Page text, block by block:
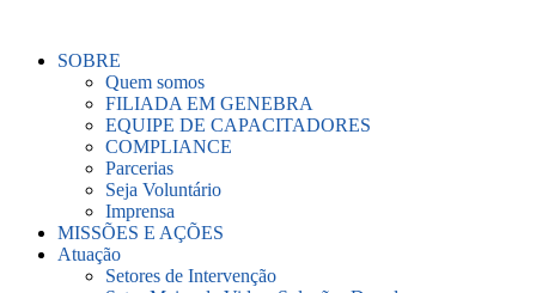
SOBRE
Quem somos
FILIADA EM GENEBRA
EQUIPE DE CAPACITADORES
COMPLIANCE
Parcerias
Seja Voluntário
Imprensa
MISSÕES E AÇÕES
Atuação
Setores de Intervenção